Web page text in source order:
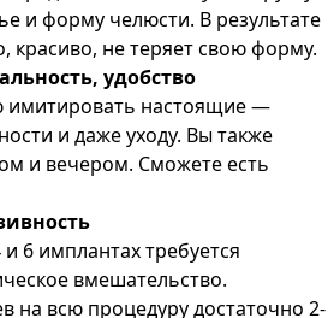
и форму челюсти. В результате
красиво, не теряет свою форму.
удобство
имитировать настоящие —
и даже уходу. Вы также
и вечером. Сможете есть
6 имплантах требуется
вмешательство.
на всю процедуру достаточно 2-